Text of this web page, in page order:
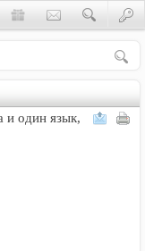
и один язык,